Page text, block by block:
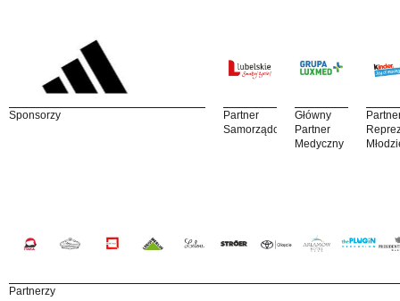
Sponsorzy
Partner
Samorządowy
Główny
Partner
Medyczny
Partnerzy